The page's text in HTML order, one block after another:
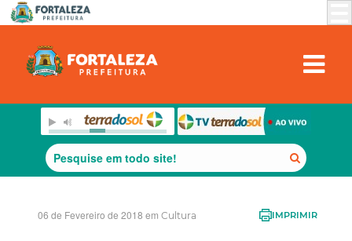
06 de Fevereiro de 2018 em Cultura IMPRIMIR